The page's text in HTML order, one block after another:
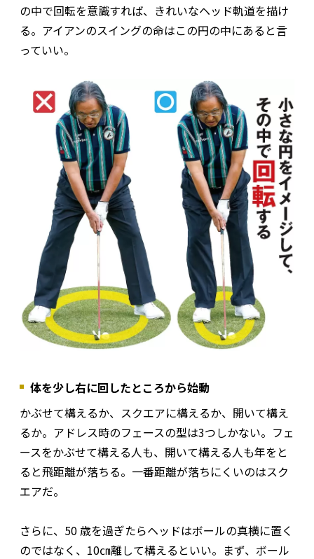
の中で回転を意識すれば、きれいなヘッド軌道を描け
る。アイアンのスイングの命はこの円の中にあると言
っていい。
体を少し右に回したところから始動
かぶせて構えるか、スクエアに構えるか、開いて構え
るか。アドレス時のフェースの型は3つしかない。フェ
ースをかぶせて構える人も、開いて構える人も年をと
ると飛距離が落ちる。一番距離が落ちにくいのはスク
エアだ。
さらに、50 歳を過ぎたらヘッドはボールの真横に置く
のではなく、10㎝離して構えるといい。まず、ボール